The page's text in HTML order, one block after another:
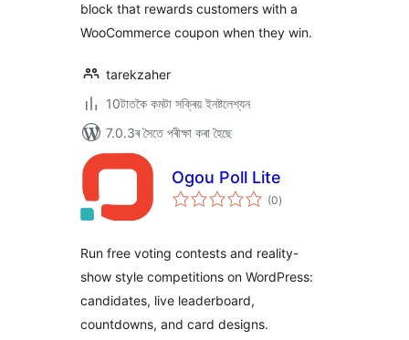
block that rewards customers with a
WooCommerce coupon when they win.
tarekzaher
10টাতকৈ কমটা সক্ৰিয় ইনষ্টলেশ্যন
7.0.3ৰ সৈতে পৰীক্ষা কৰা হৈছে
Ogou Poll Lite
(0টা
মুঠ)
Run free voting contests and reality-
show style competitions on WordPress:
candidates, live leaderboard,
countdowns, and card designs.